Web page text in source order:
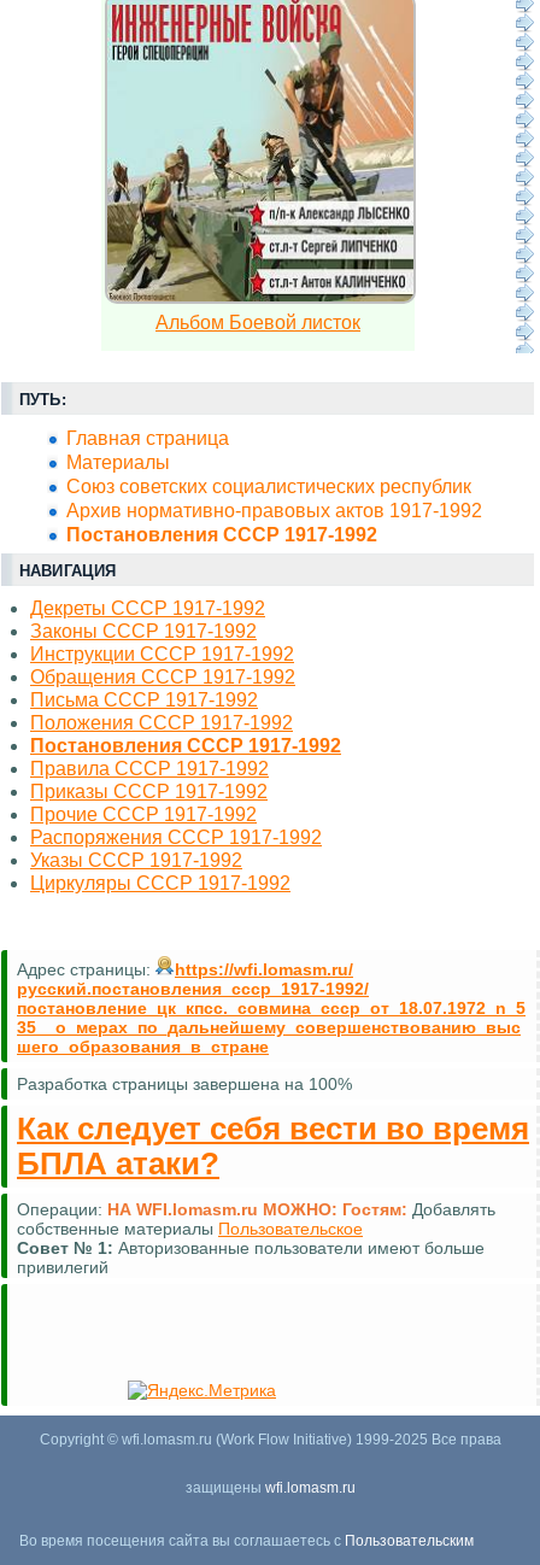
Альбом Боевой листок
ПУТЬ:
Главная страница
Материалы
Союз советских социалистических республик
Архив нормативно-правовых актов 1917-1992
Постановления СССР 1917-1992
НАВИГАЦИЯ
Декреты СССР 1917-1992
Законы СССР 1917-1992
Инструкции СССР 1917-1992
Обращения СССР 1917-1992
Письма СССР 1917-1992
Положения СССР 1917-1992
Постановления СССР 1917-1992
Правила СССР 1917-1992
Приказы СССР 1917-1992
Прочие СССР 1917-1992
Распоряжения СССР 1917-1992
Указы СССР 1917-1992
Циркуляры СССР 1917-1992
Адрес страницы:
https://wfi.lomasm.ru/
русский.постановления_ссср_1917-1992/
постановление_цк_кпсс._совмина_ссср_от_18.07.1972_n_5
35__о_мерах_по_дальнейшему_совершенствованию_выс
шего_образования_в_стране
Разработка страницы завершена на 100%
Как следует себя вести во время
БПЛА атаки?
Операции: НА WFI.lomasm.ru МОЖНО: Гостям: Добавлять
собственные материалы Пользовательское
Совет № 1: Авторизованные пользователи имеют больше
привилегий
Copyright © wfi.lomasm.ru (Work Flow Initiative) 1999-2025 Все права
защищены wfi.lomasm.ru
Во время посещения сайта вы соглашаетесь с Пользовательским